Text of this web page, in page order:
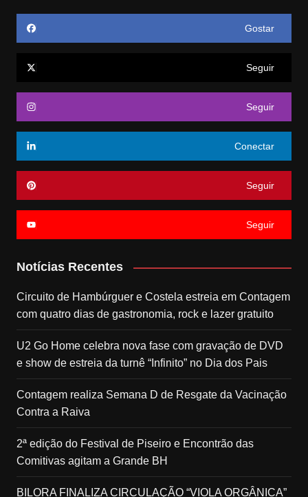
Gostar
Seguir
Seguir
Conectar
Seguir
Seguir
Notícias Recentes
Circuito de Hambúrguer e Costela estreia em Contagem
com quatro dias de gastronomia, rock e lazer gratuito
U2 Go Home celebra nova fase com gravação de DVD
e show de estreia da turnê “Infinito” no Dia dos Pais
Contagem realiza Semana D de Resgate da Vacinação
Contra a Raiva
2ª edição do Festival de Piseiro e Encontrão das
Comitivas agitam a Grande BH
BILORA FINALIZA CIRCULAÇÃO “VIOLA ORGÂNICA”